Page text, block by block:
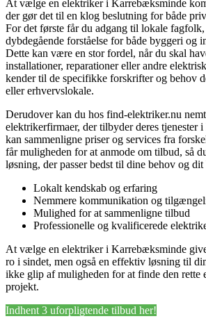
At vælge en elektriker i Karrebæksminde
der gør det til en klog beslutning for både
For det første får du adgang til lokale fagfolk,
dybdegående forståelse for både byggeri og
Dette kan være en stor fordel, når du skal
installationer, reparationer eller andre
kender til de specifikke forskrifter og behov
eller erhvervslokale.
Derudover kan du hos find-elektriker.nu
elektrikerfirmaer, der tilbyder deres tjenester
kan sammenligne priser og services fra
får muligheden for at anmode om tilbud, så
løsning, der passer bedst til dine behov og dit
Lokalt kendskab og erfaring
Nemmere kommunikation og
Mulighed for at sammenligne tilbud
Professionelle og kvalificerede
At vælge en elektriker i Karrebæksminde
ro i sindet, men også en effektiv løsning til
ikke glip af muligheden for at finde den
projekt.
Indhent 3 uforpligtende tilbud her!